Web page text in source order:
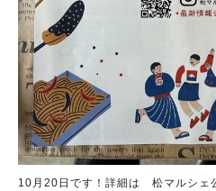
10月20日です！詳細は 松マルシェ